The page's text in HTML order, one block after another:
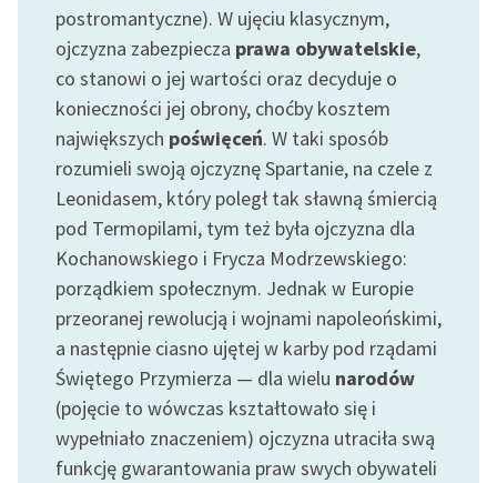
feministycznej
Ręce pełne poezji
Kolekcje edukacyjne
twórców przechodzących
do domeny publicznej,
lektur szkolnych oraz
Starego Testamentu
Odkurzamy bohaterów
Szkoła Poezji Wolnych
Lektur
O nas
Kontakt
O projekcie
postromantyczne). W ujęciu klasycznym,
ojczyzna zabezpiecza prawa obywatelskie,
co stanowi o jej wartości oraz decyduje o
konieczności jej obrony, choćby kosztem
największych poświęceń. W taki sposób
rozumieli swoją ojczyznę Spartanie, na czele z
Leonidasem, który poległ tak sławną śmiercią
pod Termopilami, tym też była ojczyzna dla
Kochanowskiego i Frycza Modrzewskiego:
porządkiem społecznym. Jednak w Europie
przeoranej rewolucją i wojnami napoleońskimi,
a następnie ciasno ujętej w karby pod rządami
Świętego Przymierza — dla wielu narodów
(pojęcie to wówczas kształtowało się i
wypełniało znaczeniem) ojczyzna utraciła swą
funkcję gwarantowania praw swych obywateli